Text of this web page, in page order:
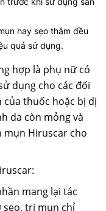
hay sẹo thâm đều
quả sử dụng.
hợp là phụ nữ có
dụng cho các đối
thuốc hoặc bị dị
da còn mỏng và
Hiruscar cho
mang lại tác
sẹo, trị mụn chỉ